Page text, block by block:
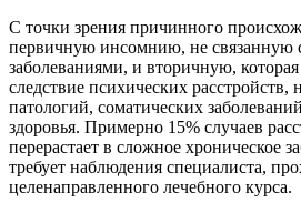
С точки зрения причинного
первичную инсомнию, не связанную
заболеваниями, и вторичную, которая
следствие психических расстройств,
патологий, соматических
здоровья. Примерно 15% случаев
перерастает в сложное хроническое
требует наблюдения специалиста,
целенаправленного лечебного курса.